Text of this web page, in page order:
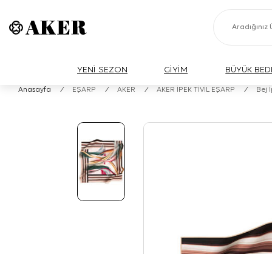
YENİ SEZON GİYİM BÜYÜK
Anasayfa / EŞARP / AKER / AKER İPEK TİVİL EŞARP / Bej